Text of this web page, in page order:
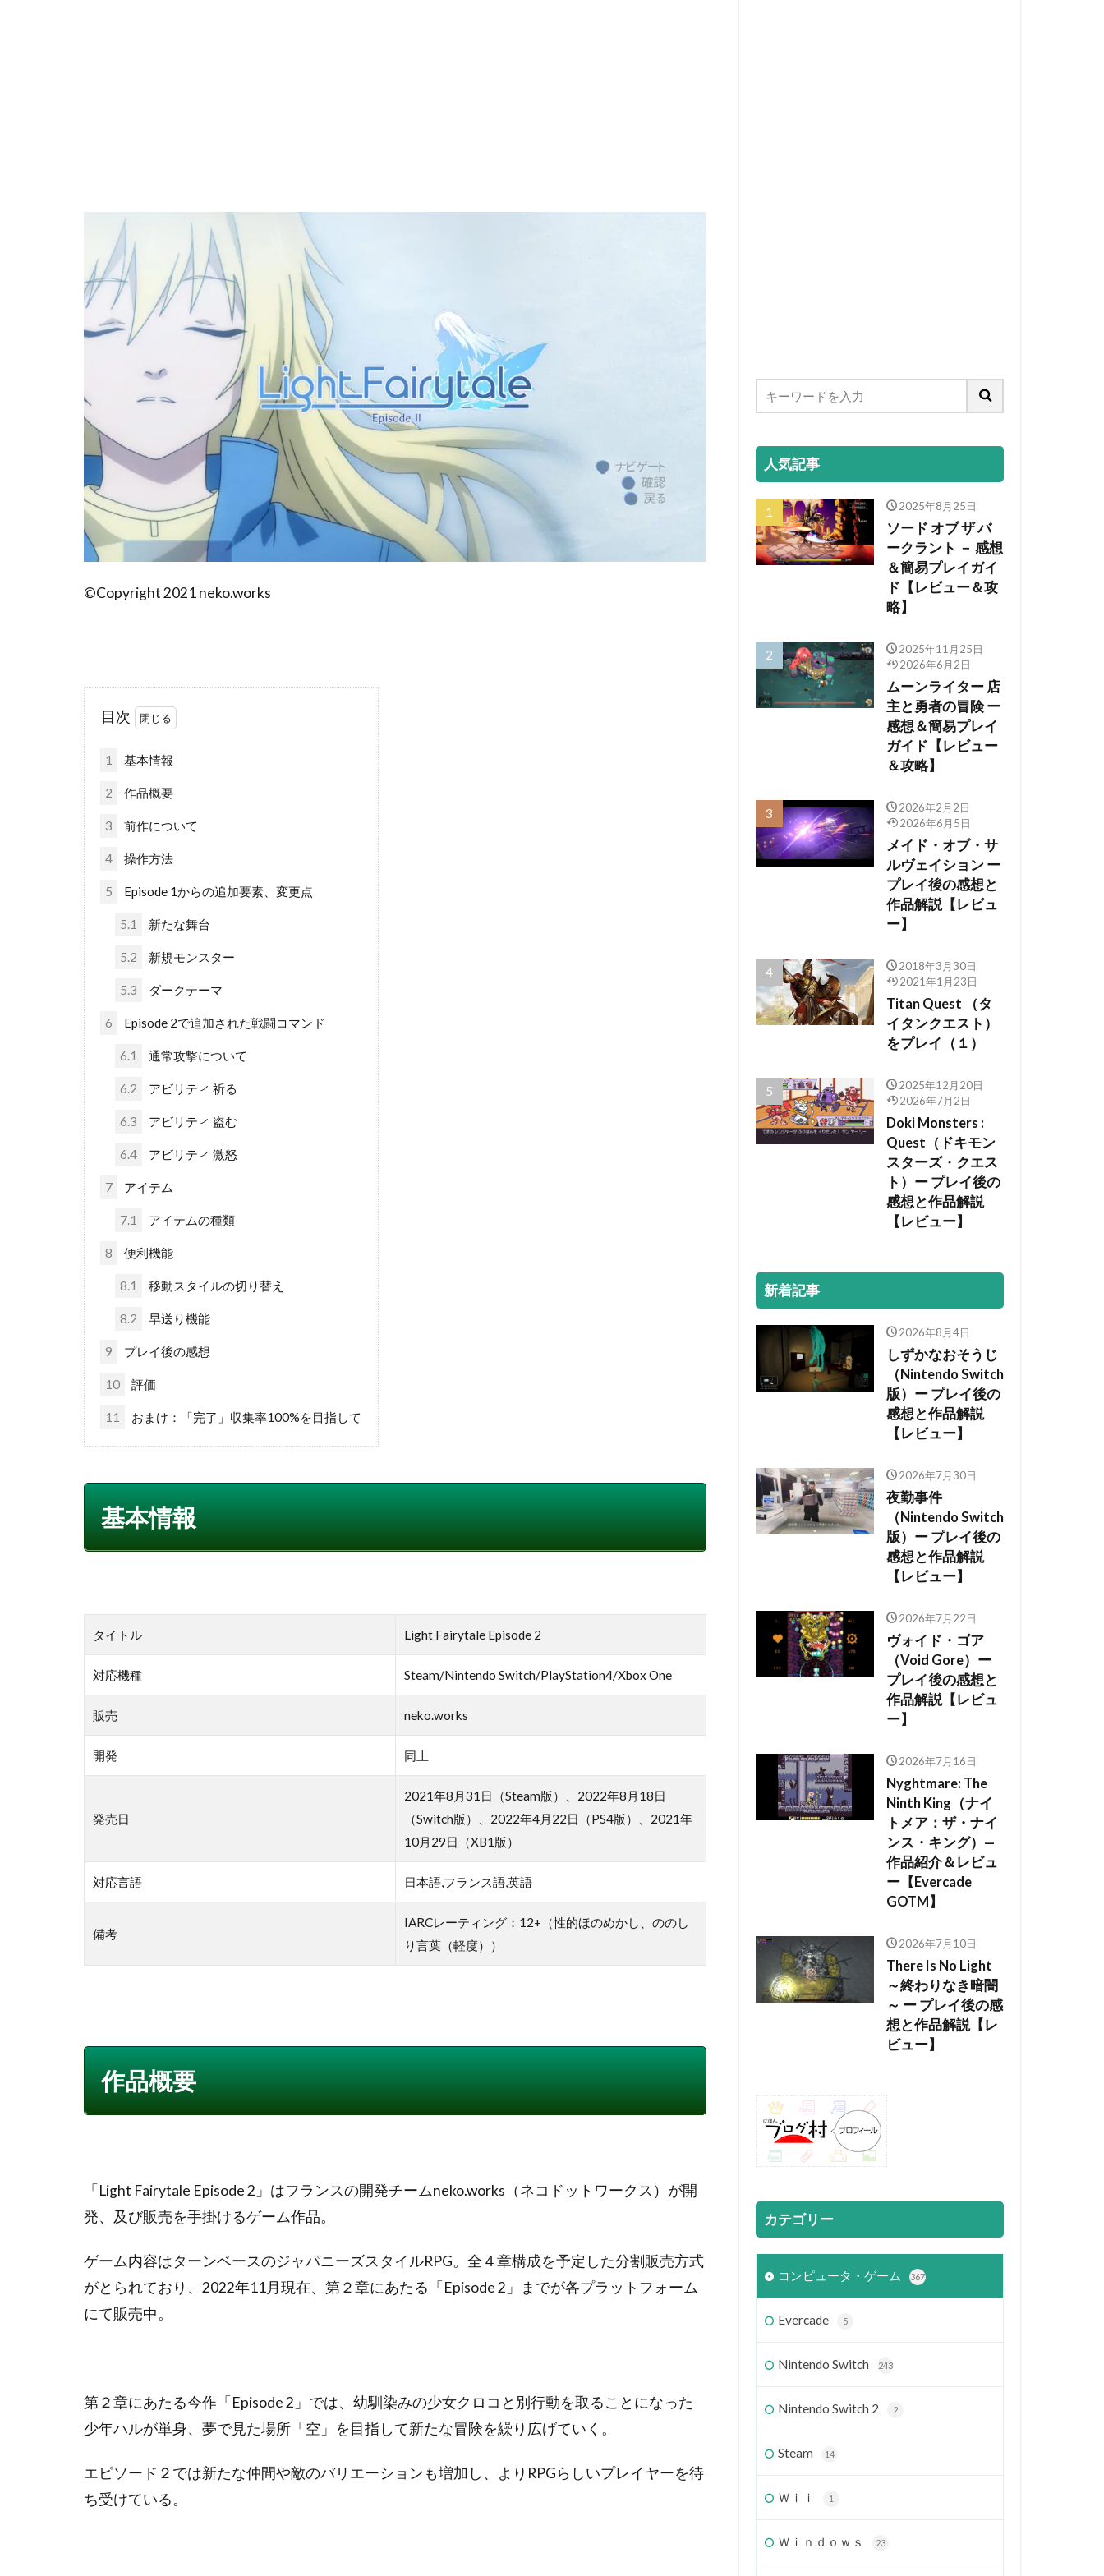
©Copyright 2021 neko.works
目次
1 基本情報
2 作品概要
3 前作について
4 操作方法
5 Episode 1からの追加要素、変更点
5.1 新たな舞台
5.2 新規モンスター
5.3 ダークテーマ
6 Episode 2で追加された戦闘コマンド
6.1 通常攻撃について
6.2 アビリティ 祈る
6.3 アビリティ 盗む
6.4 アビリティ 激怒
7 アイテム
7.1 アイテムの種類
8 便利機能
8.1 移動スタイルの切り替え
8.2 早送り機能
9 プレイ後の感想
10 評価
11 おまけ：「完了」収集率100%を目指して
基本情報
タイトル Light Fairytale Episode 2
対応機種 Steam/Nintendo Switch/PlayStation4/Xbox One
販売 neko.works
開発 同上
発売日
2021年8月31日（Steam版）、2022年8月18日
（Switch版）、2022年4月22日（PS4版）、2021年
10月29日（XB1版）
対応言語 日本語,フランス語,英語
備考
IARCレーティング：12+（性的ほのめかし、ののし
り言葉（軽度））
作品概要
「Light Fairytale Episode 2」はフランスの開発チームneko.works（ネコドットワークス）が開
発、及び販売を手掛けるゲーム作品。
ゲーム内容はターンベースのジャパニーズスタイルRPG。全４章構成を予定した分割販売方式
がとられており、2022年11月現在、第２章にあたる「Episode 2」までが各プラットフォーム
にて販売中。
第２章にあたる今作「Episode 2」では、幼馴染みの少女クロコと別行動を取ることになった
少年ハルが単身、夢で見た場所「空」を目指して新たな冒険を繰り広げていく。
エピソード２では新たな仲間や敵のバリエーションも増加し、よりRPGらしいプレイヤーを待
ち受けている。
人気記事
2025年8月25日
ソード オブ ザ バ
ークラント － 感想
＆簡易プレイガイ
ド【レビュー＆攻
略】
2025年11月25日
2026年6月2日
ムーンライター 店
主と勇者の冒険 ー
感想＆簡易プレイ
ガイド【レビュー
＆攻略】
2026年2月2日
2026年6月5日
メイド・オブ・サ
ルヴェイション ー
プレイ後の感想と
作品解説【レビュ
ー】
2018年3月30日
2021年1月23日
Titan Quest （タ
イタンクエスト）
をプレイ（１）
2025年12月20日
2026年7月2日
Doki Monsters :
Quest（ドキモン
スターズ・クエス
ト）ー プレイ後の
感想と作品解説
【レビュー】
新着記事
2026年8月4日
しずかなおそうじ
（Nintendo Switch
版）ー プレイ後の
感想と作品解説
【レビュー】
2026年7月30日
夜勤事件
（Nintendo Switch
版）ー プレイ後の
感想と作品解説
【レビュー】
2026年7月22日
ヴォイド・ゴア
（Void Gore）ー
プレイ後の感想と
作品解説【レビュ
ー】
2026年7月16日
Nyghtmare: The
Ninth King（ナイ
トメア：ザ・ナイ
ンス・キング）—
作品紹介＆レビュ
ー【Evercade
GOTM】
2026年7月10日
There Is No Light
～終わりなき暗闇
～ ー プレイ後の感
想と作品解説【レ
ビュー】
カテゴリー
コンピュータ・ゲーム 367
Evercade 5
Nintendo Switch 243
Nintendo Switch 2 2
Steam 14
Ｗｉｉ 1
Ｗｉｎｄｏｗｓ 23